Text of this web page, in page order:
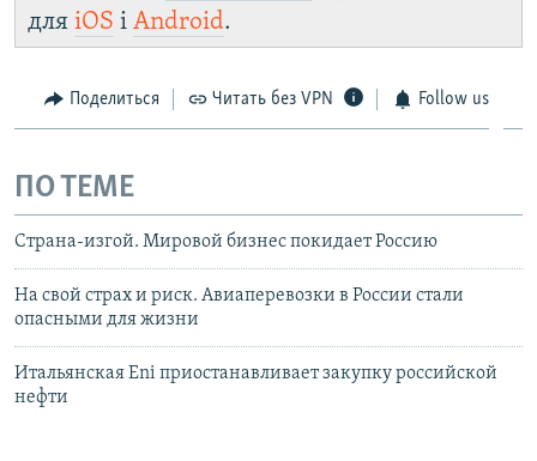
для iOS і Android.
Поделиться Читать без VPN Follow us
ПО ТЕМЕ
Страна-изгой. Мировой бизнес покидает Россию
На свой страх и риск. Авиаперевозки в России стали
опасными для жизни
Итальянская Eni приостанавливает закупку российской
нефти